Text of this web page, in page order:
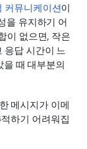
커뮤니케이션이
을 유지하기 어
이 없으면, 작은
응답 시간이 느
때 대부분의
메시지가 이메
하기 어려워집